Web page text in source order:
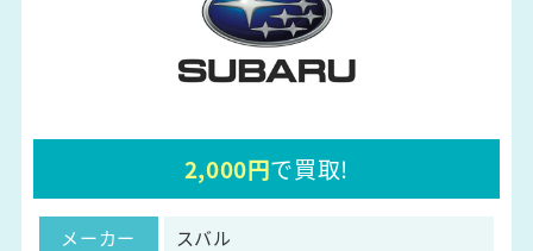
2,000円で買取!
メーカー
スバル